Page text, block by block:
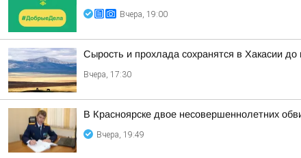
Вчера, 19:00
Сырость и прохлада сохранятся в Хакасии до
Вчера, 17:30
В Красноярске двое несовершеннолетних
Вчера, 19:49